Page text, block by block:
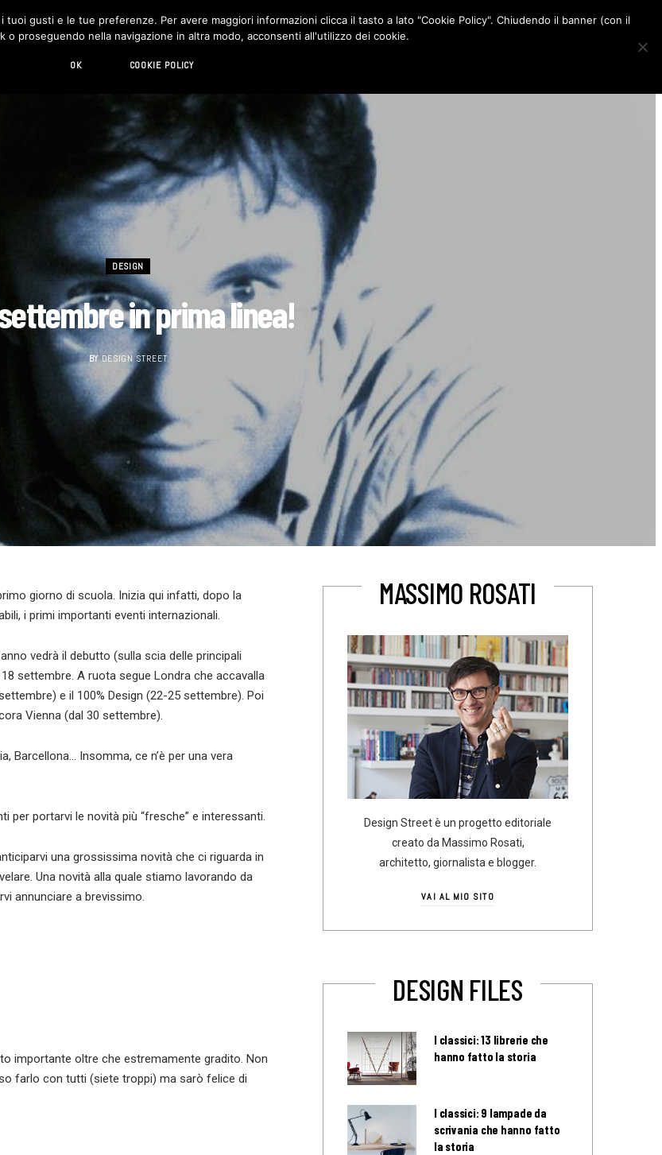
LIVING HI-TECH CHI SIAMO CONTATTI
o
g
r
d
DESIGN
in prima linea!
BY DESIGN STREET
giorno di scuola. Inizia qui infatti, dopo la
i primi importanti eventi internazionali.
vedrà il debutto (sulla scia delle principali
settembre. A ruota segue Londra che accavalla
e il 100% Design (22-25 settembre). Poi
Vienna (dal 30 settembre).
Barcellona… Insomma, ce n’è per una vera
per portarvi le novità più “fresche” e interessanti.
una grossissima novità che ci riguarda in
Una novità alla quale stiamo lavorando da
annunciare a brevissimo.
importante oltre che estremamente gradito. Non
farlo con tutti (siete troppi) ma sarò felice di
MASSIMO ROSATI
Design Street è un progetto editoriale
creato da Massimo Rosati,
architetto, giornalista e blogger.
VAI AL MIO SITO
DESIGN FILES
I classici: 13 librerie che
hanno fatto la storia
I classici: 9 lampade da
scrivania che hanno fatto
la storia
gusti e le tue preferenze. Per avere maggiori informazioni clicca il tasto a lato "Cookie Policy". Chiudendo il banner (con il
o proseguendo nella navigazione in altra modo, acconsenti all'utilizzo dei cookie.
OK COOKIE POLICY